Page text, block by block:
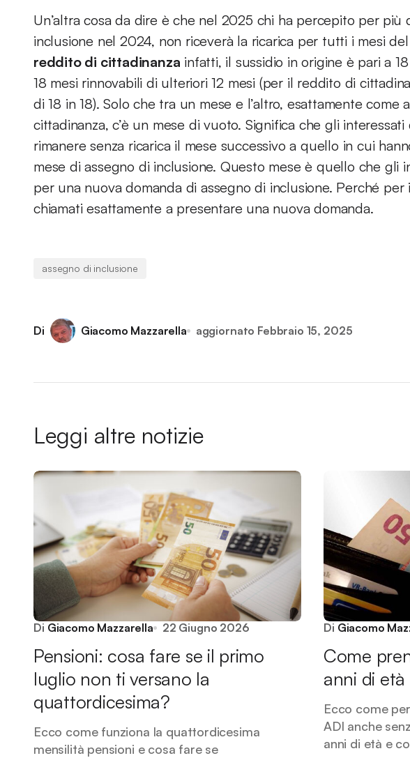
Un’altra cosa da dire è che nel 2025 chi ha percepito per più
inclusione nel 2024, non riceverà la ricarica per tutti i mesi
reddito di cittadinanza infatti, il sussidio in origine è pari a
18 mesi rinnovabili di ulteriori 12 mesi (per il reddito di
di 18 in 18). Solo che tra un mese e l’altro, esattamente
cittadinanza, c’è un mese di vuoto. Significa che gli
rimanere senza ricarica il mese successivo a quello in cui
mese di assegno di inclusione. Questo mese è quello che gli
per una nuova domanda di assegno di inclusione. Perché
chiamati esattamente a presentare una nuova domanda.
assegno di inclusione
Di Giacomo Mazzarella aggiornato Febbraio 15, 2025
Leggi altre notizie
Di Giacomo Mazzarella 22 Giugno 2026
Pensioni: cosa fare se il primo
luglio non ti versano la
quattordicesima?
Ecco come funziona la quattordicesima
mensilità pensioni e cosa fare se
Di Giacomo
Come
anni di età
Ecco come
ADI anche
anni di età e